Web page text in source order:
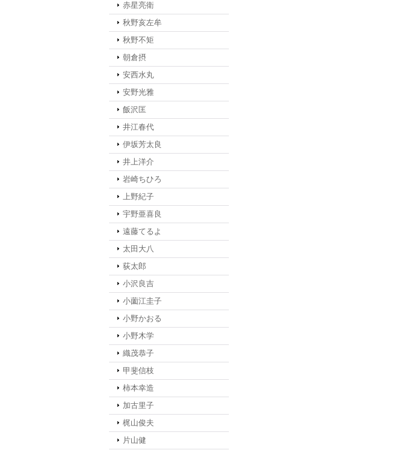
赤星亮衛
秋野亥左牟
秋野不矩
朝倉摂
安西水丸
安野光雅
飯沢匡
井江春代
伊坂芳太良
井上洋介
岩崎ちひろ
上野紀子
宇野亜喜良
遠藤てるよ
太田大八
荻太郎
小沢良吉
小薗江圭子
小野かおる
小野木学
織茂恭子
甲斐信枝
柿本幸造
加古里子
梶山俊夫
片山健